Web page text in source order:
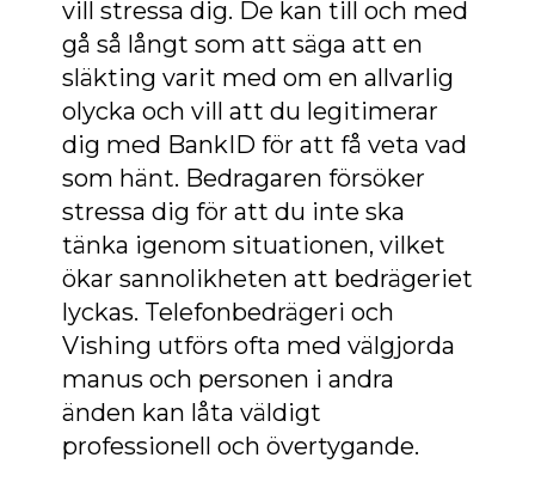
vill stressa dig. De kan till och med
gå så långt som att säga att en
släkting varit med om en allvarlig
olycka och vill att du legitimerar
dig med BankID för att få veta vad
som hänt. Bedragaren försöker
stressa dig för att du inte ska
tänka igenom situationen, vilket
ökar sannolikheten att bedrägeriet
lyckas. Telefonbedrägeri och
Vishing utförs ofta med välgjorda
manus och personen i andra
änden kan låta väldigt
professionell och övertygande.